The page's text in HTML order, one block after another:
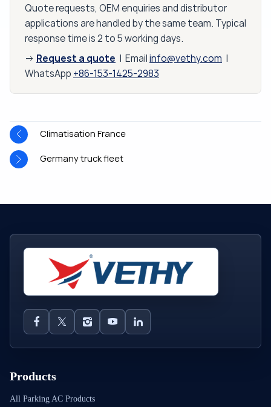
Quote requests, OEM enquiries and distributor
applications are handled by the same team. Typical
response time is 2 to 5 working days.
→ Request a quote | Email info@vethy.com |
WhatsApp +86-153-1425-2983
Climatisation France
Germany truck fleet
Products
All Parking AC Products